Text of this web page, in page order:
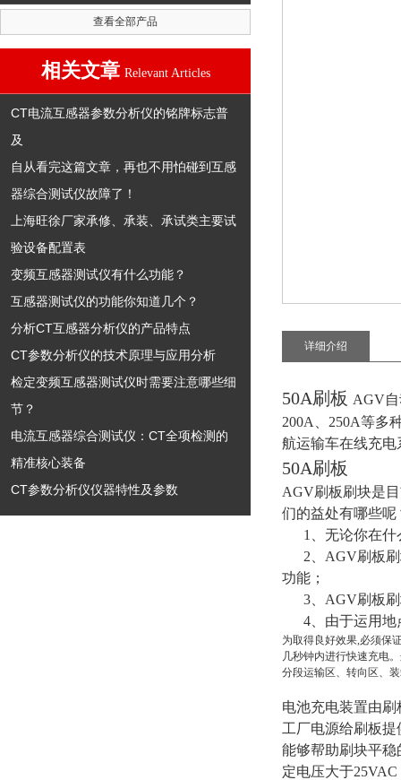
查看全部产品
相关文章 Relevant Articles
CT电流互感器参数分析仪的铭牌标志普
及
自从看完这篇文章，再也不用怕碰到互感
器综合测试仪故障了！
上海旺徐厂家承修、承装、承试类主要试
验设备配置表
变频互感器测试仪有什么功能？
互感器测试仪的功能你知道几个？
分析CT互感器分析仪的产品特点
CT参数分析仪的技术原理与应用分析
检定变频互感器测试仪时需要注意哪些细
节？
电流互感器综合测试仪：CT全项检测的
精准核心装备
CT参数分析仪仪器特性及参数
详细介绍
50A刷板 AGV
200A、250A等多
航运输车在线充
50A刷板
AGV刷板刷块是
们的益处有哪些呢
1、无论你在什
2、AGV刷板刷
功能；
3、AGV刷板刷
4、由于运用地
为取得良好效果,必须保
几秒钟内进行快速充电
分段运输区、转向区、
电池充电装置由
工厂电源给刷板
能够帮助刷块平
定电压大于